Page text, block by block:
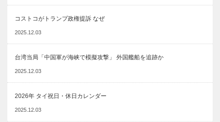
コストコがトランプ政権提訴 なぜ
2025.12.03
台湾当局「中国軍が海峡で模擬攻撃」 外国艦船を追跡か
2025.12.03
2026年 タイ祝日・休日カレンダー
2025.12.03